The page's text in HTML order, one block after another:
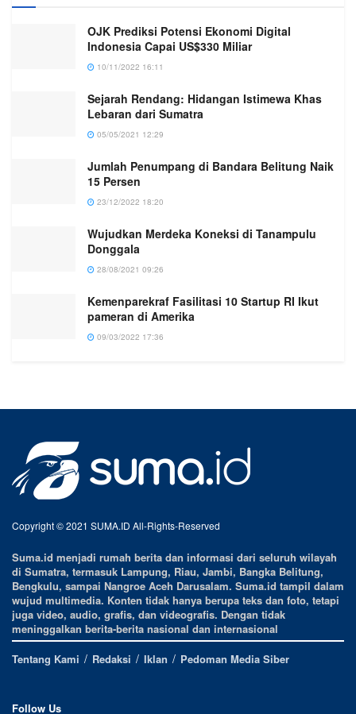
OJK Prediksi Potensi Ekonomi Digital
Indonesia Capai US$330 Miliar
10/11/2022 16:11
Sejarah Rendang: Hidangan Istimewa Khas
Lebaran dari Sumatra
05/05/2021 12:29
Jumlah Penumpang di Bandara Belitung Naik
15 Persen
23/12/2022 18:20
Wujudkan Merdeka Koneksi di Tanampulu
Donggala
28/08/2021 09:26
Kemenparekraf Fasilitasi 10 Startup RI Ikut
pameran di Amerika
09/03/2022 17:36
Copyright © 2021 SUMA.ID All-Rights-Reserved
Suma.id menjadi rumah berita dan informasi dari seluruh wilayah
di Sumatra, termasuk Lampung, Riau, Jambi, Bangka Belitung,
Bengkulu, sampai Nangroe Aceh Darusalam. Suma.id tampil dalam
wujud multimedia. Konten tidak hanya berupa teks dan foto, tetapi
juga video, audio, grafis, dan videografis. Dengan tidak
meninggalkan berita-berita nasional dan internasional
Tentang Kami
Redaksi Iklan Pedoman Media Siber
Follow Us